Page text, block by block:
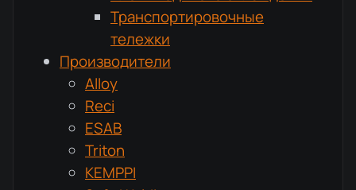
Транспортировочные
тележки
Производители
Alloy
Reci
ESAB
Triton
KEMPPI